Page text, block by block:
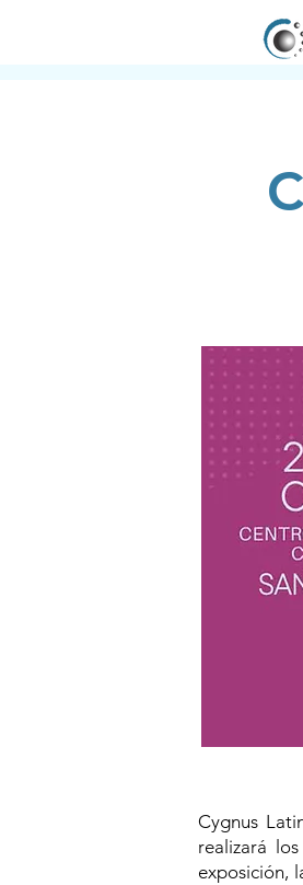
Cygnus
realizará
exposición,